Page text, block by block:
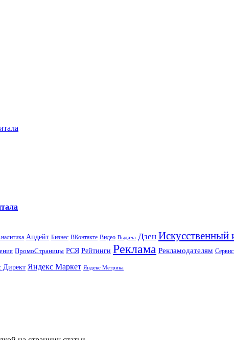
Апдейт Бизнес ВКонтакте Видео Выдача Дзен Искусственный
ПромоСтраницы РСЯ Рейтинги Реклама Рекламодателям
Директ Яндекс Маркет Яндекс Метрика